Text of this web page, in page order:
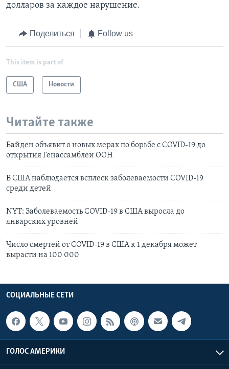
долларов за каждое нарушение.
Поделиться Follow us
This item is part of
США Новости
Читайте также
Байден объявит о новых мерах по борьбе с COVID-19 до
открытия Генассамблеи ООН
В США наблюдается всплеск заболеваемости COVID-19
среди детей
NYT: Заболеваемость COVID-19 в США выросла до
январских уровней
Число смертей от COVID-19 в США к 1 декабря может
вырасти на 100 000
СОЦИАЛЬНЫЕ СЕТИ
ГОЛОС АМЕРИКИ